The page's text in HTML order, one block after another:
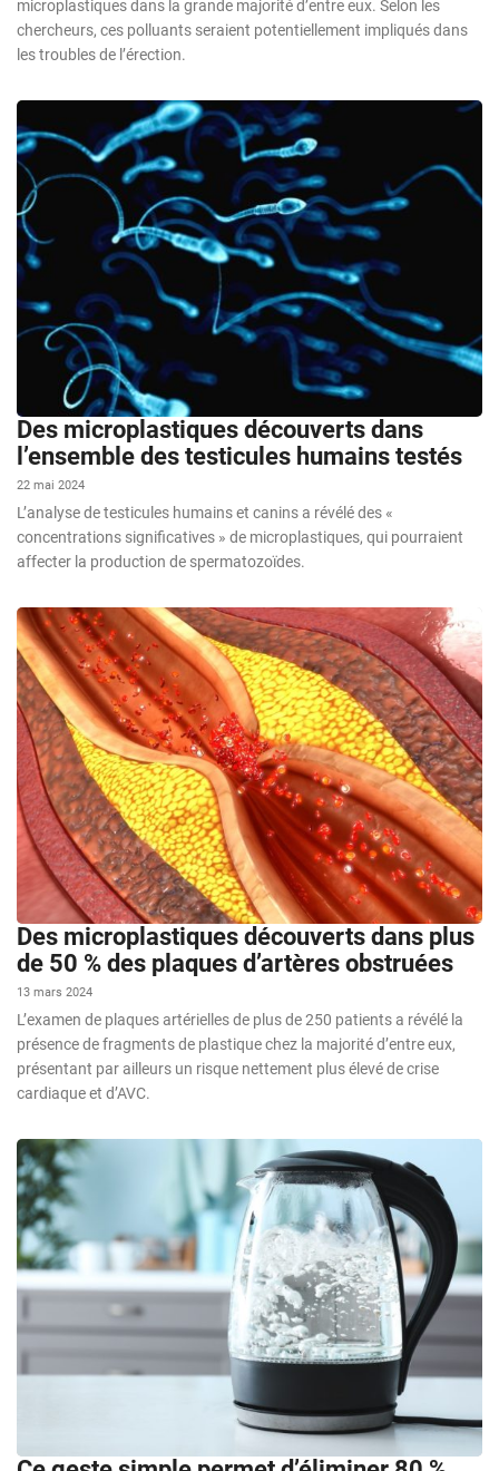
microplastiques dans la grande majorité d’entre eux. Selon les
chercheurs, ces polluants seraient potentiellement impliqués dans
les troubles de l’érection.
Des microplastiques découverts dans
l’ensemble des testicules humains testés
22 mai 2024
L’analyse de testicules humains et canins a révélé des «
concentrations significatives » de microplastiques, qui pourraient
affecter la production de spermatozoïdes.
Des microplastiques découverts dans plus
de 50 % des plaques d’artères obstruées
13 mars 2024
L’examen de plaques artérielles de plus de 250 patients a révélé la
présence de fragments de plastique chez la majorité d’entre eux,
présentant par ailleurs un risque nettement plus élevé de crise
cardiaque et d’AVC.